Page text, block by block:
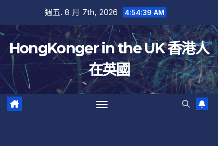
內
容
週五. 8 月 7th, 2026 4:54:40 AM
HongKonger in the UK 香港人
在英國